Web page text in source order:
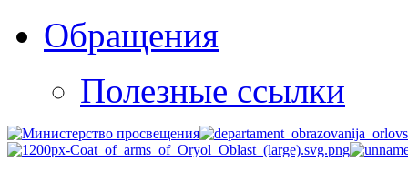
Обращения
Полезные ссылки